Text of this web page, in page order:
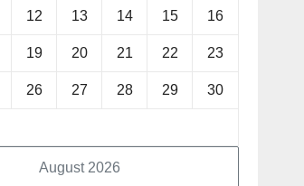
August 2026
12 13 14 15 16
19 20 21 22 23
26 27 28 29 30